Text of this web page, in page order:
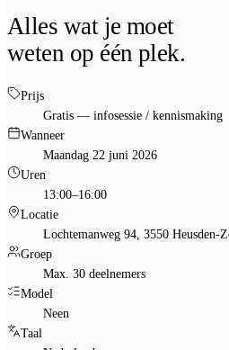
Alles wat je moet
weten op één plek.
Prijs
Gratis — infosessie / kennismaking
Wanneer
Maandag 22 juni 2026
Uren
13:00–16:00
Locatie
Lochtemanweg 94, 3550 Heusden-
Groep
Max. 30 deelnemers
Model
Neen
Taal